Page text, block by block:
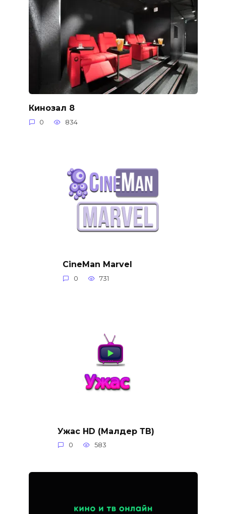
Кинозал 8
0 834
CineMan Marvel
0 731
Ужас HD (Малдер ТВ)
0 583